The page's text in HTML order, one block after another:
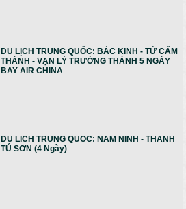
DU LỊCH TRUNG QUỐC: BẮC KINH - TỬ CẤM
THÀNH - VẠN LÝ TRƯỜNG THÀNH 5 NGÀY
BAY AIR CHINA
DU LICH TRUNG QUOC: NAM NINH - THANH
TÚ SƠN (4 Ngày)